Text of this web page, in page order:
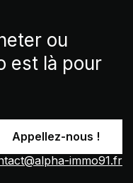
ou
est là pour
Appellez-nous !
immo91.fr